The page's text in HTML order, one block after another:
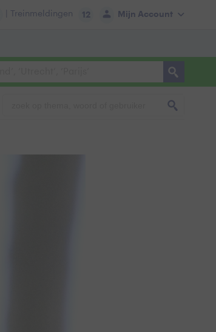
Mijn Account
| Treinmeldingen 12